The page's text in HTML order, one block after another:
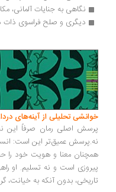
نگاهی به جنایات آلمانی،
دیگری و صلح فراسوی ذات در
تحلیلی از آینه‌های دردار |
اصلی رمان صرفاً این نیست
عمیق‌تر این است: انسان
معنا و هویت خود را حفظ
است و نه تسلیم. او راهی
بدون آنکه به خیانت، گریز از